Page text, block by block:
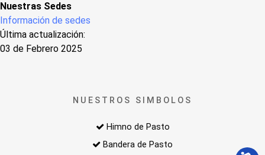
Nuestras Sedes
Información de sedes
Última actualización:
03 de Febrero 2025
NUESTROS SIMBOLOS
Himno de Pasto
Bandera de Pasto